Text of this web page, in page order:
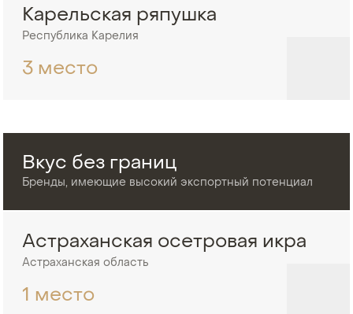
Карельская ряпушка
Республика Карелия
3 место
Вкус без границ
Бренды, имеющие высокий экспортный потенциал
Астраханская осетровая икра
Астраханская область
1 место